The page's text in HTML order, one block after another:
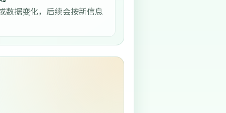
数据变化，后续会按新信息